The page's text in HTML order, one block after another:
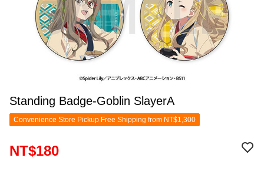
Standing Badge-Goblin SlayerA
Convenience Store Pickup Free Shipping from NT$1,300
NT$180